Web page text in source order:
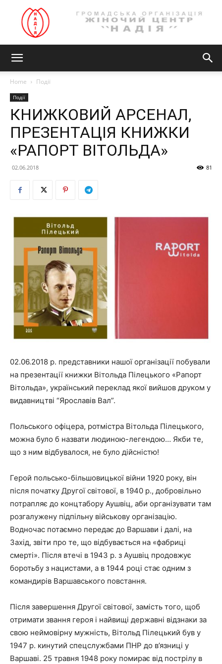
організація
ЖІНОЧИЙ
Home Події
Події
КНИЖКОВИЙ АРСЕНАЛ,
ПРЕЗЕНТАЦІЯ КНИЖКИ
«РАПОРТ ВІТОЛЬДА»
02.06.2018 81
02.06.2018 р. представники нашої організації побували
на презентації книжки Вітольда Пілецького «Рапорт
Вітольда», український переклад якої вийшов друком у
видавництві “Ярославів Вал”.
Польського офіцера, ротмістра Вітольда Пілецького,
можна було б назвати людиною-легендою… Якби те,
що з ним відбувалося, не було дійсністю!
Герой польсько-більшовицької війни 1920 року, він
після початку Другої світової, в 1940 р., добровільно
потрапляє до концтабору Аушвіц, аби організувати там
розгалужену підпільну військову організацію.
Водночас потаємно передає до Варшави і далі, на
Захід, звіти про те, що відбувається на «фабриці
смерті». Після втечі в 1943 р. з Аушвіц продовжує
боротьбу з нацистами, а в 1944 році стає одним з
командирів Варшавського повстання.
Після завершення Другої світової, замість того, щоб
отримати звання героя і найвищі державні відзнаки за
свою неймовірну мужність, Вітольд Пілецький був у
1947 р. кинутий спецслужбами ПНР до в’язниці у
Варшаві. 25 травня 1948 року помирає від пострілу в